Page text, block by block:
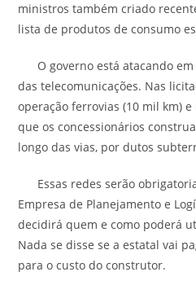
ministros também criado
lista de produtos de consumo
O governo está atacando
das telecomunicações. Nas
operação ferrovias (10 mil km)
que os concessionários
longo das vias, por dutos
Essas redes serão
Empresa de Planejamento e
decidirá quem e como poderá
Nada se disse se a estatal vai
para o custo do construtor.